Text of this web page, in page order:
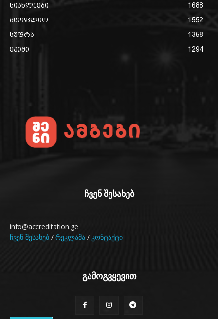
სიახლეები
1688
მსოფლიო
1552
სუფრა
1358
ექიმი
1294
ჩვენ შესახებ
info@accreditation.ge
ჩვენ შესახებ / რეკლამა / კონტაქტი
გამოგვყევით